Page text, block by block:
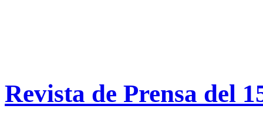
Revista de Prensa del